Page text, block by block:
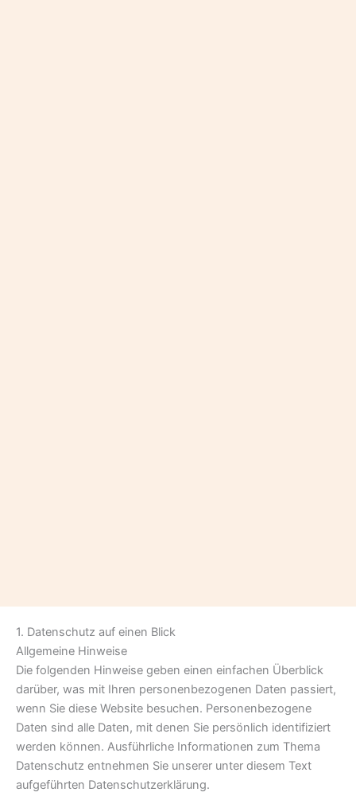
1. Datenschutz auf einen Blick
Allgemeine Hinweise
Die folgenden Hinweise geben einen einfachen Überblick
darüber, was mit Ihren personenbezogenen Daten passiert,
wenn Sie diese Website besuchen. Personenbezogene
Daten sind alle Daten, mit denen Sie persönlich identifiziert
werden können. Ausführliche Informationen zum Thema
Datenschutz entnehmen Sie unserer unter diesem Text
aufgeführten Datenschutzerklärung.